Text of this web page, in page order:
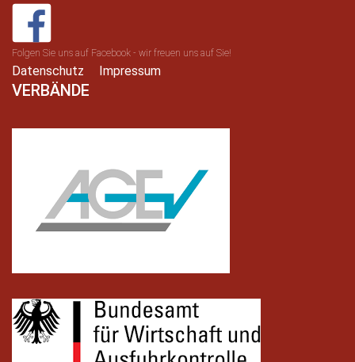
Folgen Sie uns auf Facebook - wir freuen uns auf Sie!
Datenschutz Impressum
VERBÄNDE